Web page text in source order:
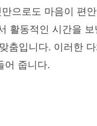
으로도 마음이 편
활동적인 시간을
춤입니다. 이러한
어 줍니다.